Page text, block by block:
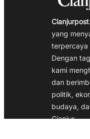
yang
terpercaya
Dengan
kami
dan
politik,
budaya,
Cianjur.